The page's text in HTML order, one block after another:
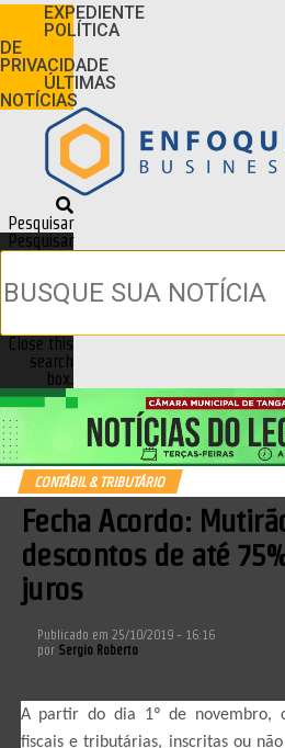
EXPEDIENTE
POLÍTICA
DE
PRIVACIDADE
ÚLTIMAS
NOTÍCIAS
Pesquisar
Pesquisar
Close this
search
box.
CONTÁBIL & TRIBUTÁRIO
Fecha Acordo:
descontos de até
juros
Publicado em 25/10/2019 - 16:16
por Sergio Roberto
A partir do dia 1º de novembro,
fiscais e tributárias, inscritas ou